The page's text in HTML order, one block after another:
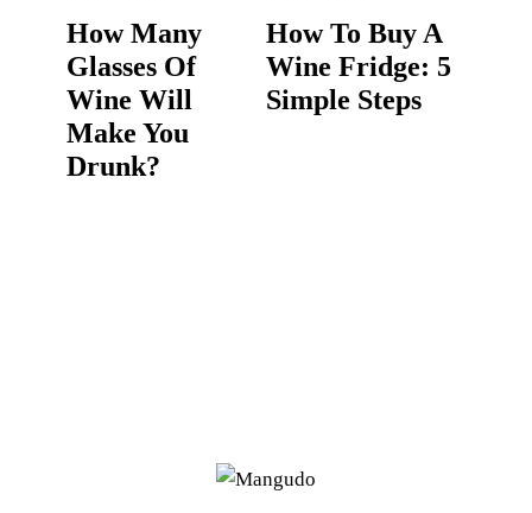
How Many
Glasses Of
Wine Will
Make You
Drunk?
How To Buy A
Wine Fridge: 5
Simple Steps